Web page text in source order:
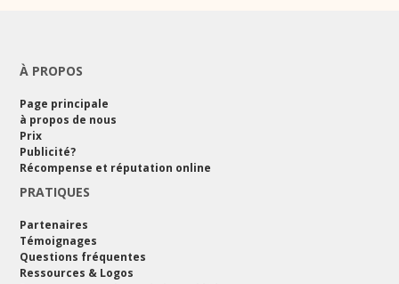
À PROPOS
Page principale
à propos de nous
Prix
Publicité?
Récompense et réputation online
PRATIQUES
Partenaires
Témoignages
Questions fréquentes
Ressources & Logos